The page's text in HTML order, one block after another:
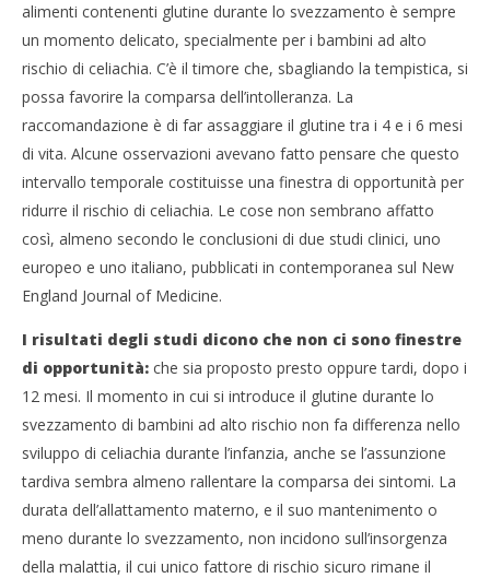
Celiachia e svezzamento: il momento
dell’introduzione del glutine nella dieta non
influenza l’intolleranza. Il parere dell’esperto
Dicembre
Massimo
alimenti contenenti glutine durante lo svezzamento è sempre
un momento delicato, specialmente per i bambini ad alto
rischio di celiachia. C’è il timore che, sbagliando la tempistica, si
possa favorire la comparsa dell’intolleranza. La
raccomandazione è di far assaggiare il glutine tra i 4 e i 6 mesi
di vita. Alcune osservazioni avevano fatto pensare che questo
intervallo temporale costituisse una finestra di opportunità per
ridurre il rischio di celiachia. Le cose non sembrano affatto
così, almeno secondo le conclusioni di due studi clinici, uno
europeo e uno italiano, pubblicati in contemporanea sul New
England Journal of Medicine.
I risultati degli studi dicono che non ci sono finestre
di opportunità: che sia proposto presto oppure tardi, dopo i
12 mesi. Il momento in cui si introduce il glutine durante lo
svezzamento di bambini ad alto rischio non fa differenza nello
sviluppo di celiachia durante l’infanzia, anche se l’assunzione
tardiva sembra almeno rallentare la comparsa dei sintomi. La
durata dell’allattamento materno, e il suo mantenimento o
meno durante lo svezzamento, non incidono sull’insorgenza
della malattia, il cui unico fattore di rischio sicuro rimane il